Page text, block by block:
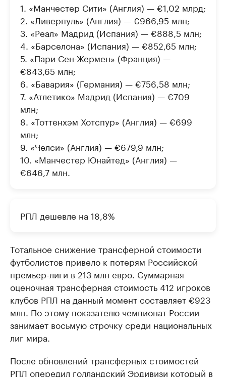
1. «Манчестер Сити» (Англия) — €1,02 млрд;
2. «Ливерпуль» (Англия) — €966,95 млн;
3. «Реал» Мадрид (Испания) — €888,5 млн;
4. «Барселона» (Испания) — €852,65 млн;
5. «Пари Сен-Жермен» (Франция) —
€843,65 млн;
6. «Бавария» (Германия) — €756,58 млн;
7. «Атлетико» Мадрид (Испания) — €709
млн;
8. «Тоттенхэм Хотспур» (Англия) — €699
млн;
9. «Челси» (Англия) — €679,9 млн;
10. «Манчестер Юнайтед» (Англия) —
€646,7 млн.
РПЛ дешевле на 18,8%
Тотальное снижение трансферной стоимости
футболистов привело к потерям Российской
премьер-лиги в 213 млн евро. Суммарная
оценочная трансферная стоимость 412 игроков
клубов РПЛ на данный момент составляет €923
млн. По этому показателю чемпионат России
занимает восьмую строчку среди национальных
лиг мира.
После обновлений трансферных стоимостей
РПЛ опередил голландский Эрдивизи который в